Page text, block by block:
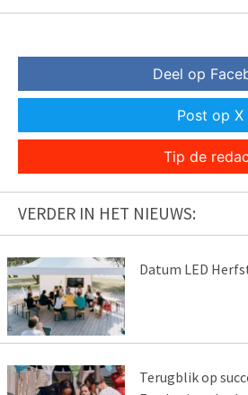
Deel op
Post op X
Tip de
VERDER IN HET NIEUWS:
Datum LED
Terugblik op